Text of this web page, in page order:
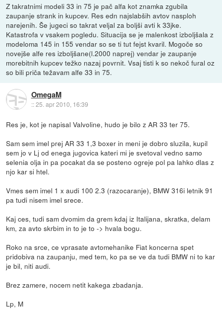
Z takratnimi modeli 33 in 75 je pač alfa kot znamka zgubila
zaupanje strank in kupcev. Res edn najslabših avtov nasploh
narejenih. Še jugeci so takrat veljal za boljši avti k 33jke.
Katastrofa v vsakem pogledu. Situacija se je malenkost izboljšala z
modeloma 145 in 155 vendar so se ti tut fejst kvaril. Mogoče so
novejše alfe res izboljšane(l.2000 naprej) vendar je zaupanje
morebitnih kupcev težko nazaj povrnit. Vsaj tisti k so nekoč fural oz
so bili priča težavam alfe 33 in 75.
OmegaM
::25. apr 2010, 16:39
Res je, kot je napisal Valvoline, hudo je bilo z AR 33 ter 75.
Sam sem imel prej AR 33 1,3 boxer in meni je dobro sluzila, kupil
sem jo v Lj od enega jugovica kateri mi je svetoval vedno samo
selenia olja in pa pocakat da se posteno ogreje pol pa lahko dlas z
njo kar si htel.
Vmes sem imel 1 x audi 100 2.3 (razocaranje), BMW 316i letnik 91
pa tudi nisem imel srece.
Kaj ces, tudi sam dvomim da grem kdaj iz Italijana, skratka, delam
km, za avto skrbim in to je to -> hvala bogu.
Roko na srce, ce vprasate avtomehanike Fiat koncerna spet
pridobiva na zaupanju, med tem, ko pa se ve da tudi BMW ni to kar
je bil, niti audi.
Brez zamere, nocem netit kakega zbadanja.
Lp, M